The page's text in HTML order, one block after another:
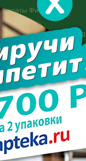
Фитомуцил:
Норм
специалиста:
06-27
Вопрос-ответ